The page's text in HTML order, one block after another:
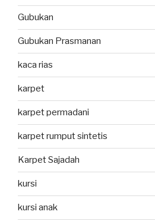
Gubukan
Gubukan Prasmanan
kaca rias
karpet
karpet permadani
karpet rumput sintetis
Karpet Sajadah
kursi
kursi anak